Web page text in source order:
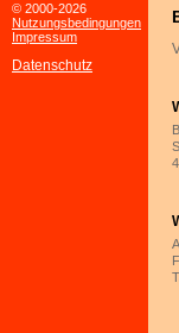
© 2000-2026
Nutzungsbedingungen
Impressum
Datenschutz